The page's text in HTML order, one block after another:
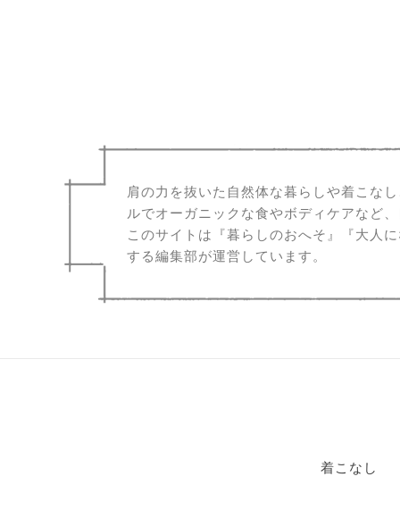
肩の力を抜いた自然体な暮らしや着こな
ルでオーガニックな食やボディケアなど
このサイトは『暮らしのおへそ』『大人
する編集部が運営しています。
着こなし